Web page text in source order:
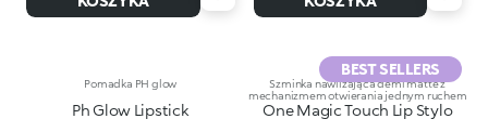
Pomadka PH glow
Ph Glow Lipstick
BEST SELLERS
Szminka nawilżająca demi matte z
mechanizmem otwierania jednym ruchem
One Magic Touch Lip Stylo